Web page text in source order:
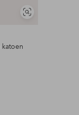
Soortgelijke